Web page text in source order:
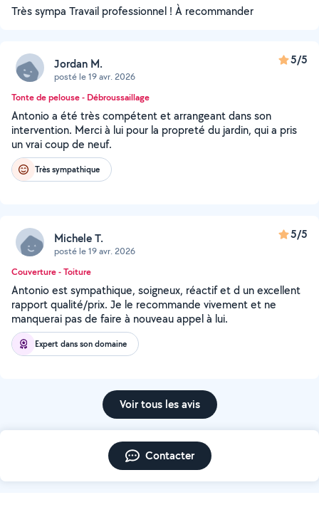
Très sympa Travail professionnel ! À recommander
Jordan M.
posté le 19 avr. 2026
5/5
Tonte de pelouse - Débroussaillage
Antonio a été très compétent et arrangeant dans son
intervention. Merci à lui pour la propreté du jardin, qui a pris
un vrai coup de neuf.
Très sympathique
Michele T.
posté le 19 avr. 2026
5/5
Couverture - Toiture
Antonio est sympathique, soigneux, réactif et d un excellent
rapport qualité/prix. Je le recommande vivement et ne
manquerai pas de faire à nouveau appel à lui.
Expert dans son domaine
Voir tous les avis
Contacter